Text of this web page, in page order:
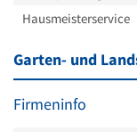
Hausmeisterservice
Garten- und
Firmeninfo